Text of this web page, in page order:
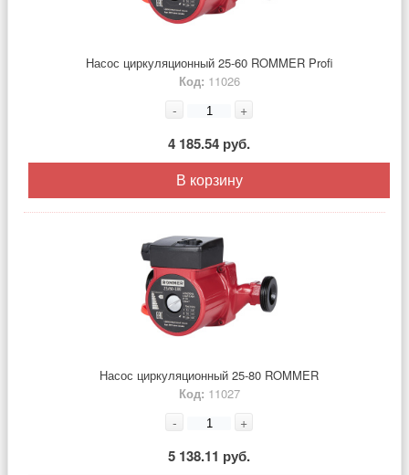
Насос циркуляционный 25-60 ROMMER Profi
Код: 11026
- +
4 185.54 руб.
В корзину
Насос циркуляционный 25-80 ROMMER
Код: 11027
- +
5 138.11 руб.